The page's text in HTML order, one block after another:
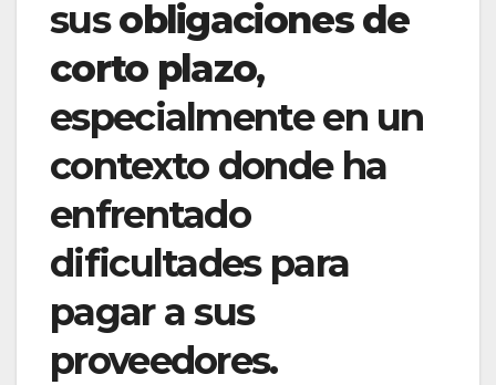
susobligaciones de
corto plazo,
especialmente en un
contexto donde ha
enfrentado
dificultades para
pagar a sus
proveedores.